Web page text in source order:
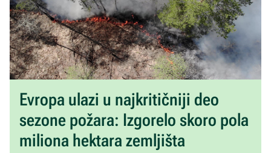
Evropa ulazi u najkritičniji deo
sezone požara: Izgorelo skoro pola
miliona hektara zemljišta